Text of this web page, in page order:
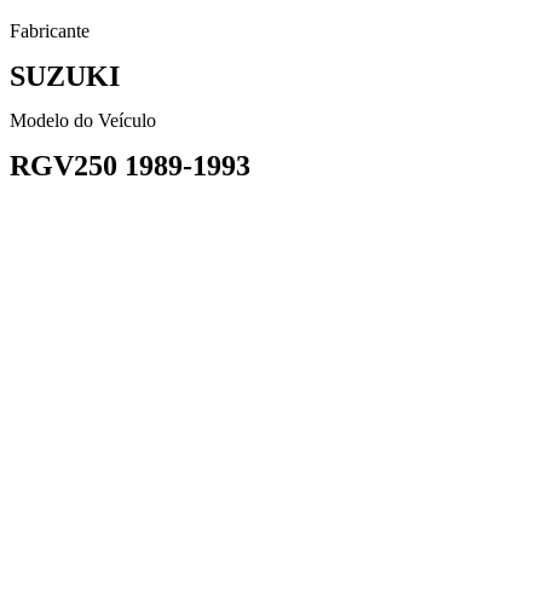
Fabricante
SUZUKI
Modelo do Veículo
RGV250 1989-1993